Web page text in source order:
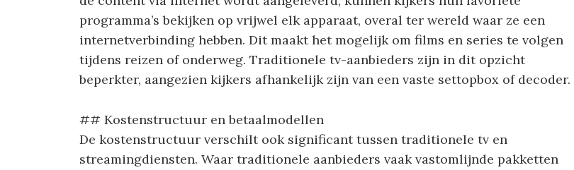
programma’s bekijken op vrijwel elk apparaat, overal ter wereld waar ze een
internetverbinding hebben. Dit maakt het mogelijk om films en series te volgen
tijdens reizen of onderweg. Traditionele tv-aanbieders zijn in dit opzicht
beperkter, aangezien kijkers afhankelijk zijn van een vaste settopbox of decoder.
## Kostenstructuur en betaalmodellen
De kostenstructuur verschilt ook significant tussen traditionele tv en
streamingdiensten. Waar traditionele aanbieders vaak vastomlijnde pakketten